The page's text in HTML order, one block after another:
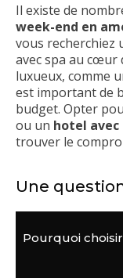
Il existe de
week-end en
vous recherchiez
avec spa au cœur
luxueux, comme
est important de
budget. Opter
ou un hotel
trouver le
Une
Pourquoi